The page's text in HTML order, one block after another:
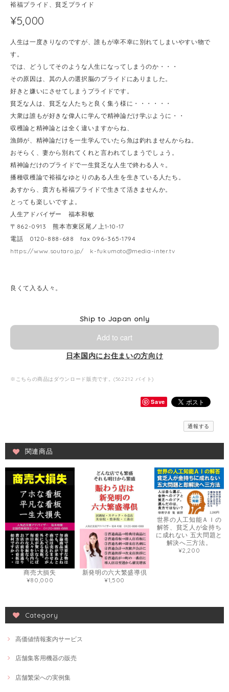
裕福プライド、貧乏プライド
¥5,000
人生は一度きりなのですが、誰もが幸不幸に別れてしまいやすい物で
す。
では、どうしてそのような人生になってしまうのか・・・
その原因は、其の人の選択脳のプライドにありました。
好きと嫌いにさせてしまうプライドです。
貧乏な人は、貧乏な人たちと良く集う様に・・・・・・
大衆は誰もが好きな偉人に学んで精神論だけ学ぶように・・
収穫論と精神論とは全く違いますからね、
漁師が、精神論だけを一生学んでいたら魚は釣れませんからね。
おそらく、妻から別れてくれと言われてしまうでしょう。
精神論だけのプライドで一生貧乏な人生で終わる人々。
播種収穫論で裕福なゆとりのある人生を生きている人たち。
あすから、貴方も裕福プライドで生きて活きませんか。
とっても楽しいですよ。
人生アドバイザー 福本和敏
〒862-0913 熊本市東区尾ノ上1-10-17
電話 0120-888-688 fax 096-365-1794
https://www.soutaro.jp/ k-fukumoto@media-inter.tv
良くて入る人々。
Ship to Japan only
Add to cart
日本国内にお住まいの方向け
※こちらの商品はダウンロード販売です。(562212 バイト)
Save
通報する
関連商品
商売大損失
¥80,000
新発明の六大繁盛導倶
¥1,500
世界の人工知能ＡＩの
解答、貧乏人が金持ち
に成れない 五大問題と
解決へ三方法。
¥2,200
Category
高価値情報案内サービス
店舗集客用機器の販売
店舗繁栄への実例集